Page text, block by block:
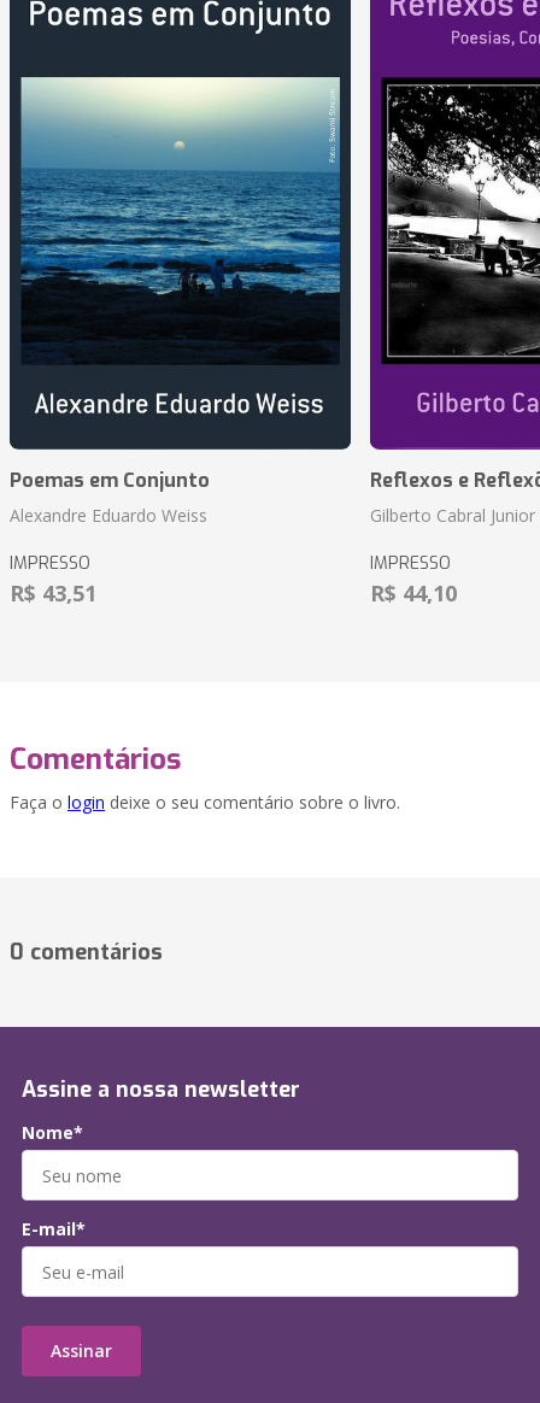
Poemas em Conjunto
Alexandre Eduardo Weiss
IMPRESSO
R$ 43,51
Reflexos e
Gilberto Cabral Junior
IMPRESSO
R$ 44,10
Comentários
Faça o login deixe o seu comentário sobre o livro.
0 comentários
Assine a nossa newsletter
Nome*
E-mail*
Assinar